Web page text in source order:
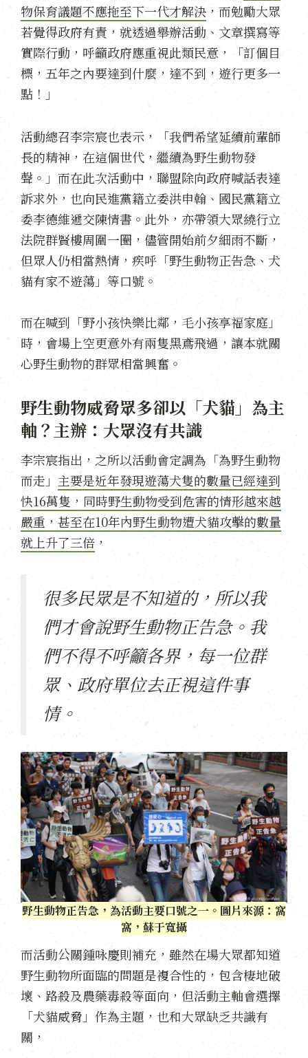
物保育議題不應拖至下一代才解決 ，而勉勵大眾
若覺得政府有責，就透過舉辦活動、文章撰寫等
實際行動，呼籲政府應重視此類民意，「訂個目
標，五年之內要達到什麼，達不到，遊行更多一
點！」
活動總召李宗宸也表示，「我們希望延續前輩師
長的精神，在這個世代，繼續為野生動物發
聲。」而在此次活動中，聯盟除向政府喊話表達
訴求外，也向民進黨籍立委洪申翰、國民黨籍立
委李德維遞交陳情書。此外，亦帶領大眾繞行立
法院群賢樓周圍一圈，儘管開始前夕細雨不斷，
但眾人仍相當熱情，疾呼「野生動物正告急、犬
貓有家不遊蕩」等口號。
而在喊到「野小孩快樂比鄰，毛小孩享福家庭」
時，會場上空更意外有兩隻黑鳶飛過，讓本就關
心野生動物的群眾相當興奮。
野生動物威脅眾多卻以「犬貓」為主
軸？主辦：大眾沒有共識
李宗宸指出，之所以活動會定調為「為野生動物
而走」 主要是近年發現遊蕩犬隻的數量已經達到
快16萬隻，同時野生動物受到危害的情形越來越
嚴重，甚至在10年內野生動物遭犬貓攻擊的數量
就上升了三倍 ，
很多民眾是不知道的，所以我
們才會說野生動物正告急。我
們不得不呼籲各界，每一位群
眾、政府單位去正視這件事
情。
野生動物正告急，為活動主要口號之一。圖片來源：窩
窩，蘇于寬攝
而活動公關鍾咏慶則補充，雖然在場大眾都知道
野生動物所面臨的問題是複合性的，包含棲地破
壞、路殺及農藥毒殺等面向，但活動主軸會選擇
「犬貓威脅」作為主題，也和大眾缺乏共識有
關，